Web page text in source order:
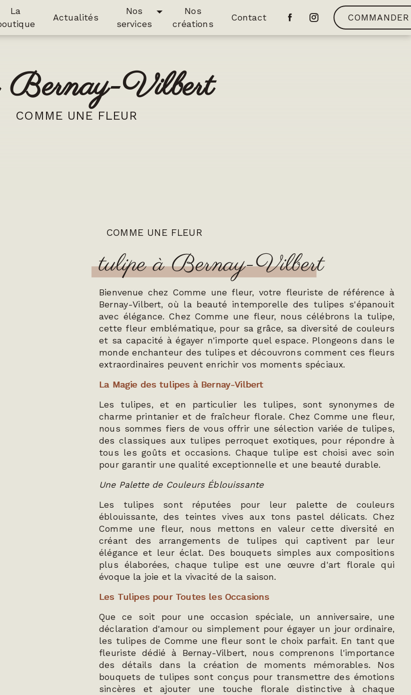
La
Actualités
Nos
services
Nos
créations
Contact COMMANDER
Bernay-Vilbert
COMME UNE FLEUR
COMME UNE FLEUR
tulipe à Bernay-Vilbert
Bienvenue chez Comme une fleur, votre fleuriste de référence à
Bernay-Vilbert, où la beauté intemporelle des tulipes s'épanouit
avec élégance. Chez Comme une fleur, nous célébrons la tulipe,
cette fleur emblématique, pour sa grâce, sa diversité de couleurs
et sa capacité à égayer n'importe quel espace. Plongeons dans le
monde enchanteur des tulipes et découvrons comment ces fleurs
extraordinaires peuvent enrichir vos moments spéciaux.
La Magie des tulipes à Bernay-Vilbert
Les tulipes, et en particulier les tulipes, sont synonymes de
charme printanier et de fraîcheur florale. Chez Comme une fleur,
nous sommes fiers de vous offrir une sélection variée de tulipes,
des classiques aux tulipes perroquet exotiques, pour répondre à
tous les goûts et occasions. Chaque tulipe est choisi avec soin
pour garantir une qualité exceptionnelle et une beauté durable.
Une Palette de Couleurs Éblouissante
Les tulipes sont réputées pour leur palette de couleurs
éblouissante, des teintes vives aux tons pastel délicats. Chez
Comme une fleur, nous mettons en valeur cette diversité en
créant des arrangements de tulipes qui captivent par leur
élégance et leur éclat. Des bouquets simples aux compositions
plus élaborées, chaque tulipe est une œuvre d'art florale qui
évoque la joie et la vivacité de la saison.
Les Tulipes pour Toutes les Occasions
Que ce soit pour une occasion spéciale, un anniversaire, une
déclaration d'amour ou simplement pour égayer un jour ordinaire,
les tulipes de Comme une fleur sont le choix parfait. En tant que
fleuriste dédié à Bernay-Vilbert, nous comprenons l'importance
des détails dans la création de moments mémorables. Nos
bouquets de tulipes sont conçus pour transmettre des émotions
sincères et ajouter une touche florale distinctive à chaque